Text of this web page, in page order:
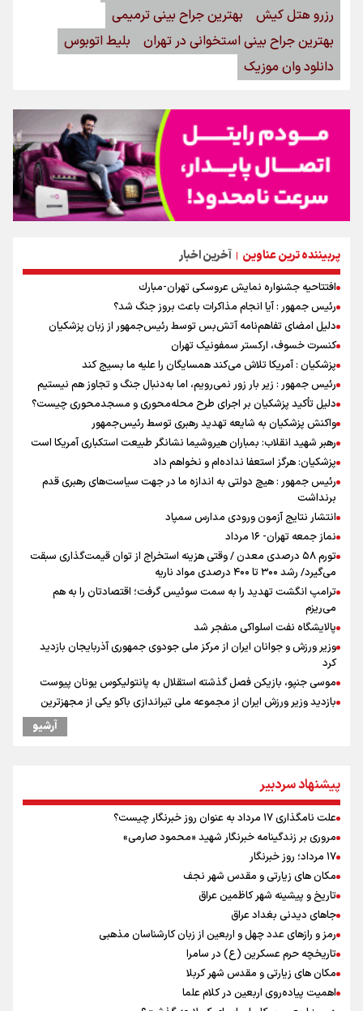
پربیننده ترین عناوین | آخرین اخبار
افتتاحیه جشنواره نمايش عروسكى تهران-مبارك
رئیس جمهور : آیا انجام مذاکرات باعث بروز جنگ شد؟
دلیل امضای تفاهم‌نامه آتش‌بس توسط رئیس‌جمهور از زبان پزشکیان
کنسرت خسوف، ارکستر سمفونیک تهران
پزشکیان : آمریکا تلاش می‌کند همسایگان را علیه ما بسیج کند
رئیس جمهور : زیر بار زور نمی‌رویم، اما به‌دنبال جنگ و تجاوز هم نیستیم
دلیل تأکید پزشکیان بر اجرای طرح محله‌محوری و مسجدمحوری چیست؟
واکنش پزشکیان به شایعه تهدید رهبری توسط رئیس‌جمهور
رهبر شهید انقلاب: بمباران هیروشیما نشانگر طبیعت استکباری آمریکا است
پزشکیان: هرگز استعفا نداده‌ام و نخواهم داد
رئیس جمهور : هیچ دولتی به اندازه ما در جهت سیاست‌های رهبری قدم
برنداشت
انتشار نتایج آزمون ورودی مدارس سمپاد
نماز جمعه تهران- ۱۶ مرداد
تورم ۵۸ درصدی معدن / وقتی هزینه استخراج از توان قیمت‌گذاری سبقت
می‌گیرد/ رشد ۳۰۰ تا ۴۰۰ درصدی مواد ناریه
ترامپ انگشت تهدید را به سمت سوئیس گرفت؛ اقتصادتان را به هم
می‌ریزم
پالایشگاه نفت اسلواکی منفجر شد
وزیر ورزش و جوانان ایران از مرکز ملی جودوی جمهوری آذربایجان بازدید
کرد
موسی جنپو، بازیکن فصل گذشته استقلال به پانتولیکوس یونان پیوست
بازدید وزیر ورزش ایران از مجموعه ملی تیراندازی باکو یکی از مجهزترین
یمن، ایستاده در برابر تحریم و تجاوز
خبر سخنگوی کمیسیون امنیت از توافق در چارچوب کلی مذاکرات ایران و
عمان بر سر تنگه هرمز
پیش بینی نرخ ارز، طلا و سکه شنبه ۱۷مرداد/ طلا و دلار در آستانه یک تغییر
مهم
همتی: اظهارات جدید آمریکا با ادعاهای قبلی سازگار نیست
آرشیو
پیشنهاد سردبیر
علت نامگذاری ۱۷ مرداد به عنوان روز خبرنگار چیست؟
مروری بر زندگینامه خبرنگار شهید «محمود صارمی»
۱۷ مرداد؛ روز خبرنگار
مکان های زیارتی و مقدس شهر نجف
تاریخ و پیشینه شهر کاظمین عراق
جاهای دیدنی بغداد عراق
رمز و رازهای عدد چهل و اربعین از زبان کارشناسان مذهبی
تاریخچه حرم عسکرین (ع) در سامرا
مکان های زیارتی و مقدس شهر کربلا
اهمیت پیاده‌روی اربعین در کلام علما
رزرو هتل کیش
بهترین جراح بینی ترمیمی
بهترین جراح بینی استخوانی در تهران
بلیط اتوبوس
دانلود وان موزیک